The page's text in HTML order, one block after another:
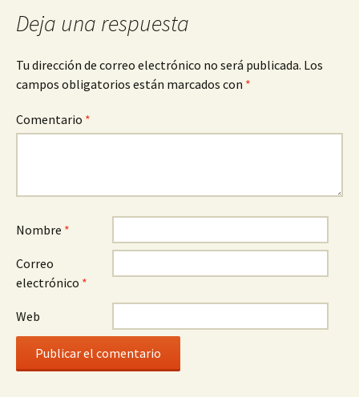
Deja una respuesta
Tu dirección de correo electrónico no será publicada. Los
campos obligatorios están marcados con *
Comentario *
Nombre *
Correo
electrónico *
Web